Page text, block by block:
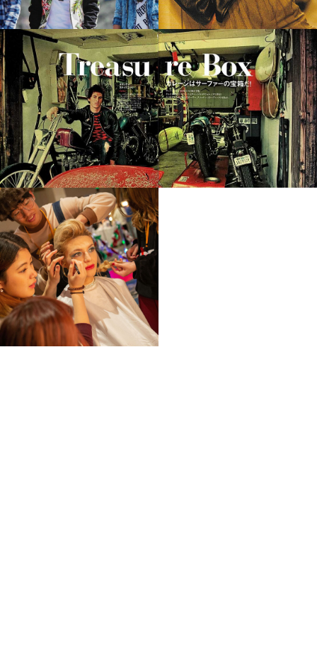
Photo book Shooting
Photo book & Magazine
Surf & Fashion Magazine